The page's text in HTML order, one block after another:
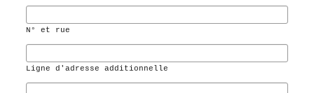
N° et rue
Ligne d'adresse additionnelle